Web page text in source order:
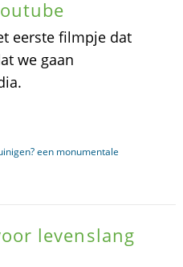
eerste filmpje dat
we gaan
een monumentale
levenslang